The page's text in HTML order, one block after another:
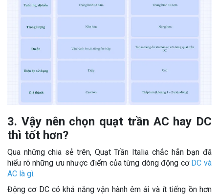
3. Vậy nên chọn quạt trần AC hay DC
thì tốt hơn?
Qua những chia sẻ trên, Quạt Trần Italia chắc hẳn bạn đã
hiểu rõ những ưu nhược điểm của từng dòng động cơ DC và
AC là gì.
Động cơ DC có khả năng vận hành êm ái và ít tiếng ồn hơn